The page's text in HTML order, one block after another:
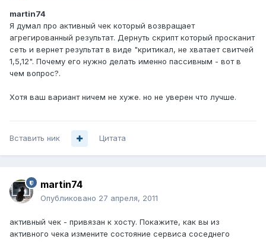
martin74
Я думал про активный чек который возвращает
агрегированный результат. Дернуть скрипт который просканит
сеть и вернет результат в виде "критикал, не хватает свитчей
1,5,12". Почему его нужно делать именно пассивным - вот в
чем вопрос?.
Хотя ваш вариант ничем не хуже. но не уверен что лучше.
Вставить ник Цитата
martin74
Опубликовано 27 апреля, 2011
активный чек - привязан к хосту. Покажите, как вы из
активного чека измените состояние сервиса соседнего